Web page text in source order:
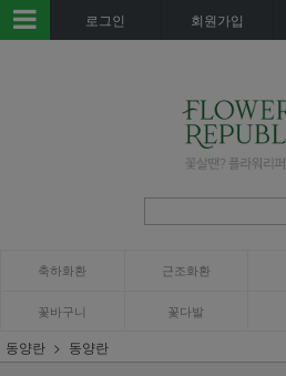
로그인 회원가입
축하화환 근조화환
꽃바구니 꽃다발
동양란 동양란